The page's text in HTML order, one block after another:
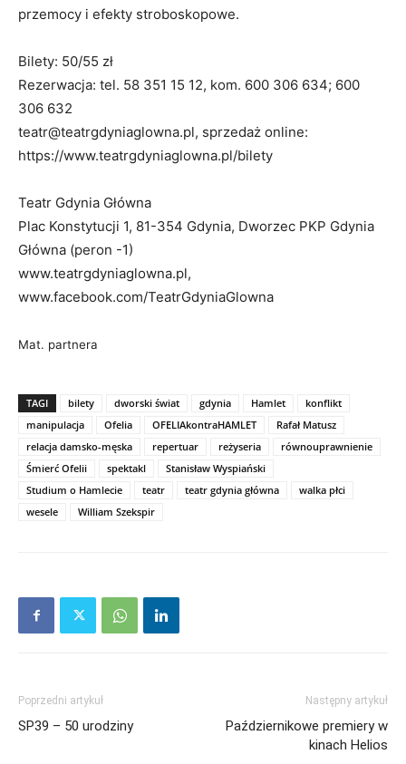
przemocy i efekty stroboskopowe.
Bilety: 50/55 zł
Rezerwacja: tel. 58 351 15 12, kom. 600 306 634; 600
306 632
teatr@teatrgdyniaglowna.pl, sprzedaż online:
https://www.teatrgdyniaglowna.pl/bilety
Teatr Gdynia Główna
Plac Konstytucji 1, 81-354 Gdynia, Dworzec PKP Gdynia
Główna (peron -1)
www.teatrgdyniaglowna.pl,
www.facebook.com/TeatrGdyniaGlowna
Mat. partnera
TAGI bilety dworski świat gdynia Hamlet
konflikt
manipulacja
Ofelia OFELIAkontraHAMLET
Rafał Matusz
relacja damsko-męska
repertuar reżyseria
równouprawnienie
Śmierć Ofelii
spektakl
Stanisław Wyspiański
Studium o Hamlecie
teatr teatr gdynia główna
walka płci
wesele
William Szekspir
Poprzedni artykuł
SP39 – 50 urodziny
Następny artykuł
Październikowe premiery w
kinach Helios